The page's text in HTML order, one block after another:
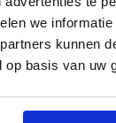
we
kunnen
basis van uw